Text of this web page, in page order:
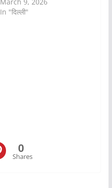
In "दिल्ली"
0
Shares